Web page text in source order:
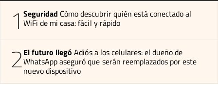
1 Seguridad Cómo descubrir quién está conectado al
WiFi de mi casa: fácil y rápido
2El futuro llegó Adiós a los celulares: el dueño de
WhatsApp aseguró que serán reemplazados por este
nuevo dispositivo